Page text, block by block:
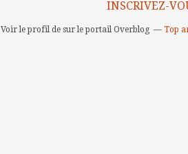
INSCRIVEZ-
Voir le profil de sur le portail Overblog Top